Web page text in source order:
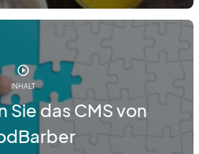
INHALT
Sie das CMS von